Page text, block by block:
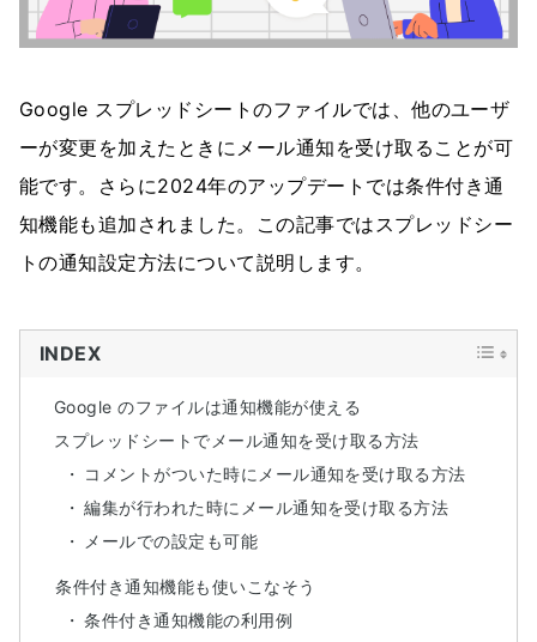
Google スプレッドシートのファイルでは、他のユーザ
ーが変更を加えたときにメール通知を受け取ることが可
能です。さらに2024年のアップデートでは条件付き通
知機能も追加されました。この記事ではスプレッドシー
トの通知設定方法について説明します。
INDEX
Google のファイルは通知機能が使える
スプレッドシートでメール通知を受け取る方法
コメントがついた時にメール通知を受け取る方法
編集が行われた時にメール通知を受け取る方法
メールでの設定も可能
条件付き通知機能も使いこなそう
条件付き通知機能の利用例